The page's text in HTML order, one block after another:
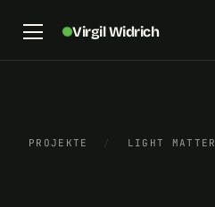
Virgil Widrich
PROJEKTE / LIGHT MATTER